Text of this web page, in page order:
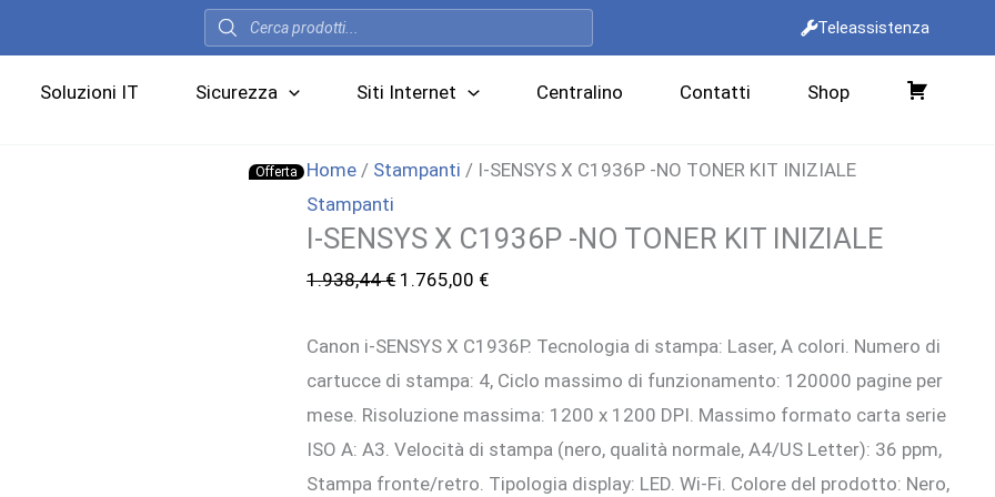
Products
search
Teleassistenza
Soluzioni IT Sicurezza Siti Internet Centralino Contatti Shop
o
Offerta Home / Stampanti / I-SENSYS X C1936P -NO TONER KIT INIZIALE
Stampanti
I-SENSYS X C1936P -NO TONER KIT INIZIALE
1.938,44€ Il
originale
era:
1.938,44 €.
1.765,00 €Il
attuale
è:
1.765,00 €.
Canon i-SENSYS X C1936P. Tecnologia di stampa: Laser, A colori. Numero di
cartucce di stampa: 4, Ciclo massimo di funzionamento: 120000 pagine per
mese. Risoluzione massima: 1200 x 1200 DPI. Massimo formato carta serie
ISO A: A3. Velocità di stampa (nero, qualità normale, A4/US Letter): 36 ppm,
Stampa fronte/retro. Tipologia display: LED. Wi-Fi. Colore del prodotto: Nero,